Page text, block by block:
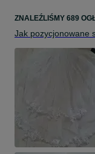
ZNALEŹLIŚMY 689
Jak pozycjonowane